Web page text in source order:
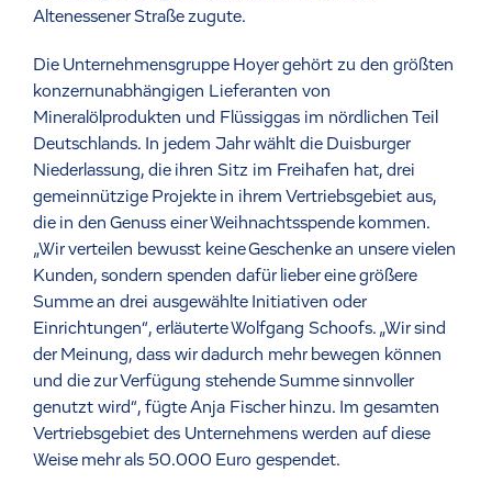
Altenessener Straße zugute.
Die Unternehmensgruppe Hoyer gehört zu den größten
konzernunabhängigen Lieferanten von
Mineralölprodukten und Flüssiggas im nördlichen Teil
Deutschlands. In jedem Jahr wählt die Duisburger
Niederlassung, die ihren Sitz im Freihafen hat, drei
gemeinnützige Projekte in ihrem Vertriebsgebiet aus,
die in den Genuss einer Weihnachtsspende kommen.
„Wir verteilen bewusst keine Geschenke an unsere vielen
Kunden, sondern spenden dafür lieber eine größere
Summe an drei ausgewählte Initiativen oder
Einrichtungen“, erläuterte Wolfgang Schoofs. „Wir sind
der Meinung, dass wir dadurch mehr bewegen können
und die zur Verfügung stehende Summe sinnvoller
genutzt wird“, fügte Anja Fischer hinzu. Im gesamten
Vertriebsgebiet des Unternehmens werden auf diese
Weise mehr als 50.000 Euro gespendet.